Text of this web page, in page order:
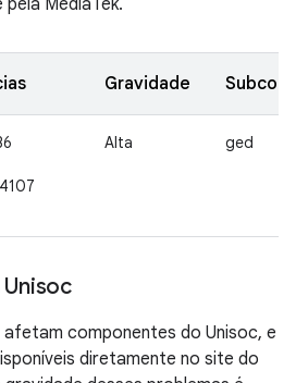
MediaTek.
Gravidade
Alta ged
afetam componentes do Unisoc, e
diretamente no site do